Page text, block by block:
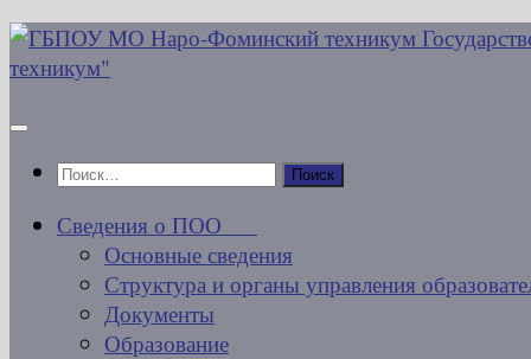
Перейти
к
Найти:
Сведения о ПОО
Основные сведения
Структура и органы управления
Документы
Образование